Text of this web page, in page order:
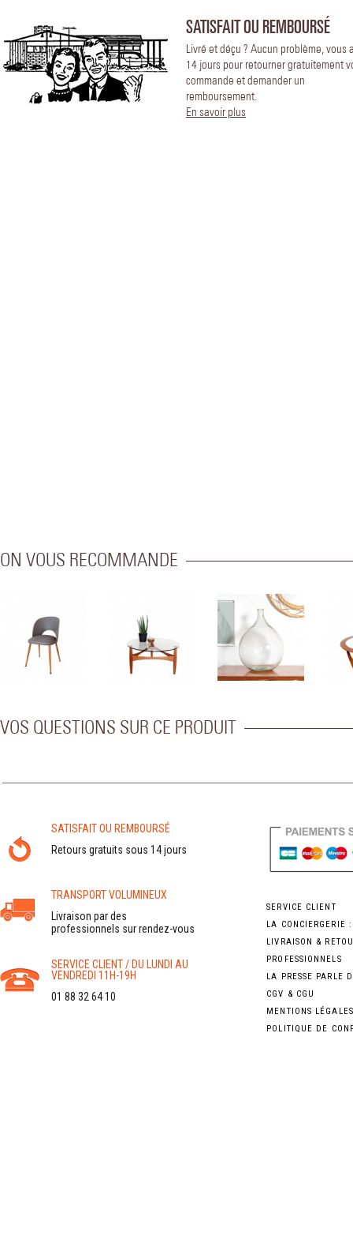
SATISFAIT OU REMBOURSÉ
Livré et déçu ? Aucun problème, vous
14 jours pour retourner gratuitement
commande et demander un
remboursement.
En savoir plus
ON VOUS RECOMMANDE
VOS QUESTIONS SUR CE PRODUIT
SATISFAIT OU REMBOURSÉ
Retours gratuits sous 14 jours
TRANSPORT VOLUMINEUX
Livraison par des
professionnels sur rendez-vous
SERVICE CLIENT / DU LUNDI AU
VENDREDI 11H-19H
01 88 32 64 10
SERVICE CLIENT
LA CONCIERGERIE
LIVRAISON &
PROFESSIONNELS
LA PRESSE PARLE
CGV & CGU
MENTIONS LÉGALES
POLITIQUE DE